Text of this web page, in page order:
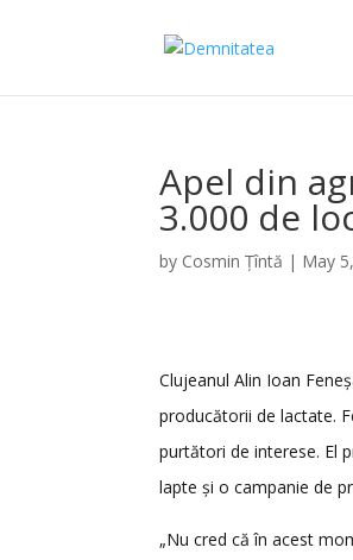
Apel din
3.000 de
by Cosmin Țîntă | May
Clujeanul Alin Ioan
producătorii de lactate.
purtători de interese. El
lapte și o campanie de
„Nu cred că în acest